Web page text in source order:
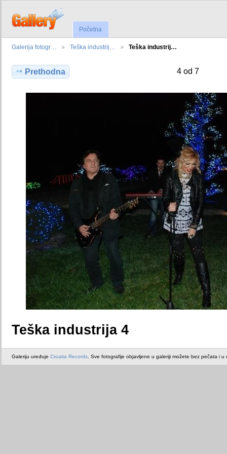
Početna
Galerija fotogr… Teška industrij… Teška industrij…
Prethodna 4 od 7
Teška industrija 4
Galeriju uređuje Croatia Records . Sve fotografije objavljene u galeriji možete bez pečata i